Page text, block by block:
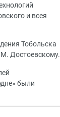
и всея
Тобольска
Достоевскому.
были